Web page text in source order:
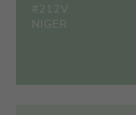
#212V
NIGER